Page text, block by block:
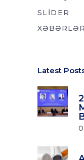
SLIDER
XƏBƏRLƏR
Latest